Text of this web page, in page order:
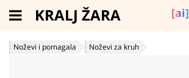
[ai]
KRALJ ŽARA
Noževi i pomagala Noževi za kruh